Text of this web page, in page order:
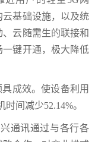
基础设施，以及统
云随需生的联接和
键开通，极大降低
成效。使设备利用
间减少52.14%。
通讯通过与各行各